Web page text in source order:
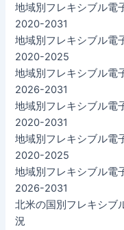
地域別フレキシブル電
2020-2031
地域別フレキシブル電
2020-2025
地域別フレキシブル電
2026-2031
地域別フレキシブル電
2020-2031
地域別フレキシブル電
2020-2025
地域別フレキシブル電
2026-2031
北米の国別フレキシブ
況